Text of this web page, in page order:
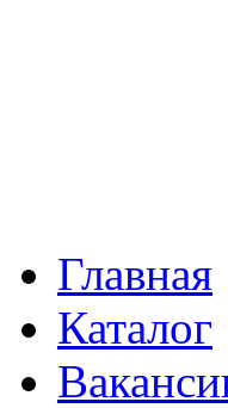
Главная
Каталог